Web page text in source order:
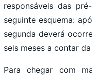
responsáveis das
seguinte esquema:
segunda deverá
seis meses a contar
Para chegar com